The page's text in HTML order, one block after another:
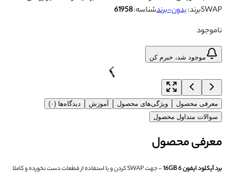
SWAPبرند:بدون-برندشناسه:61958
ناموجود
موجود شد، خبرم کن
معرفی محصول ویژگی‌های محصول آموزش
دیدگاه‌ها (۰)
سوالات متداول محصول
معرفی محصول
برد آیکلود ایفون 6 16GB
- جهت SWAP کردن و یا استفاده از قطعات دست نخورده و کاملا